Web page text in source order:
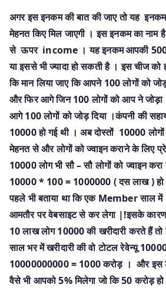
अगर इस इनकम की बात की जाए तो यह इनकम
मेहनत किए मिल जाएगी । इस इनकम का
से ऊपर income । यह इनकम आपकी
या इससे भी ज्यादा हो सकती है । इस चीज
कि मान लिया जाए कि आपने 100 लोगों को
और फिर आगे जिन 100 लोगों को आप ने
आगे 100 लोगों को जोड़ दिया ।कंपनी की
10000 हो गई थी । अब दोस्तों 10000
मेहनत से और लोगों को ज्वाइन कराने के लिए
10000 लोग भी सौ – सौ लोगों को ज्वाइन
10000 * 100 = 1000000 ( दस लाख ) हो
पहले भी बताया था कि एक Member साल में
आमतौर पर वेबसाइट से कर लेगा |!इसके
10 लाख लोग 10000 की खरीदारी करते हैं तो
साल भर में खरीदारी की वो टोटल रेवेन्यू
10000000000 = 1000 करोड़ । और इस
वैसे भी आपको 5% मिलेगा जो कि 50 करोड़ हो